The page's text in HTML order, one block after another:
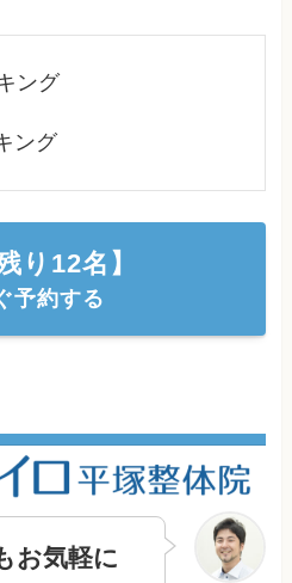
ング
ング
り 12名】
予約する
お気軽に